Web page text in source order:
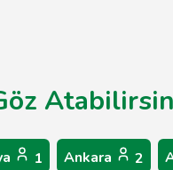
1 Ankara 2